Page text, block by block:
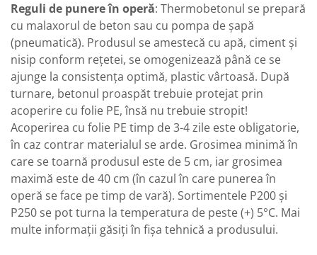
Reguli de punere în operă: Thermobetonul se prepară
cu malaxorul de beton sau cu pompa de şapă
(pneumatică). Produsul se amestecă cu apă, ciment şi
nisip conform rețetei, se omogenizează până ce se
ajunge la consistența optimă, plastic vârtoasă. După
turnare, betonul proaspăt trebuie protejat prin
acoperire cu folie PE, însă nu trebuie stropit!
Acoperirea cu folie PE timp de 3-4 zile este obligatorie,
în caz contrar materialul se arde. Grosimea minimă în
care se toarnă produsul este de 5 cm, iar grosimea
maximă este de 40 cm (în cazul în care punerea în
operă se face pe timp de vară). Sortimentele P200 și
P250 se pot turna la temperatura de peste (+) 5°C. Mai
multe informații găsiți în fișa tehnică a produsului.